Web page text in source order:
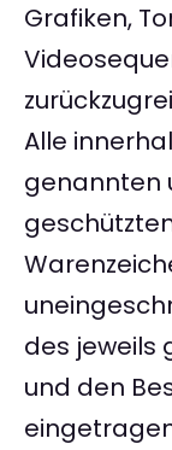
Grafiken,
Alle
genannten
des jeweils
und den